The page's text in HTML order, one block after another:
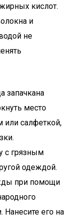
кислот.
и
не
запачкана
место
или салфеткой,
с грязным
одеждой.
при помощи
Нанесите его на